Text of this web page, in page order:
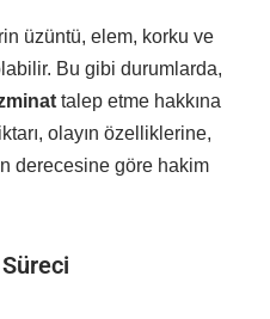
üzüntü, elem, korku ve
Bu gibi durumlarda,
talep etme hakkına
olayın özelliklerine,
derecesine göre hakim